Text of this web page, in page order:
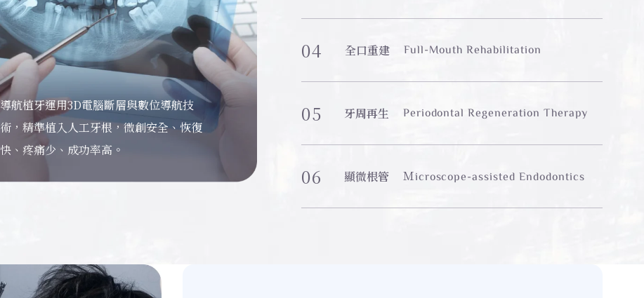
導航植牙運用3D電腦斷層與數位導航技
術，精準植入人工牙根，微創安全、恢復
快、疼痛少、成功率高。
隱形矯正以透明牙套取代鋼絲牙套，輕薄
舒適、可自行摘戴，兼顧美觀與清潔，溫
和矯正齒列，重拾自信笑容。
微笑美學透過牙齒美白、陶瓷貼片等客製
治療，改善牙齒色澤與形態，打造自然和
諧的理想笑容，展現自信魅力。
全口重建結合植牙、矯正與美學修復，重
建缺損牙齒的功能與外觀，恢復正常咬合
與自信笑容，全面提升口腔健康。
牙周再生透過骨粉植入與再生膜等技術，
重建流失的牙齦與齒槽骨，讓牙齒重新穩
固，恢復健康與自然笑容。
顯微根管治療透過高倍顯微鏡精準清除感
染源，完整保留健康齒質，提升治療成功
率，減少疼痛與拔牙風險。
04 全口重建 Full-Mouth Rehabilitation
05 牙周再生 Periodontal Regeneration Therapy
06 顯微根管 Ｍicroscope-assisted Endodontics